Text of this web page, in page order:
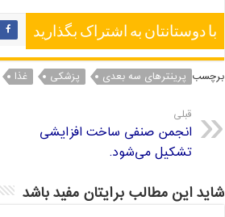
با دوستانتان به اشتراک بگذارید
برچسب پرینترهای سه بعدی پزشکی غذا
قبلی
انجمن صنفی ساخت افزایشی
تشکیل می‌شود.
شاید این مطالب برایتان مفید باشد